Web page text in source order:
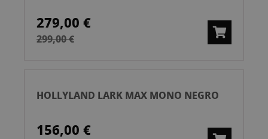
279,00 €
299,00 €
HOLLYLAND LARK MAX MONO NEGRO
156,00 €